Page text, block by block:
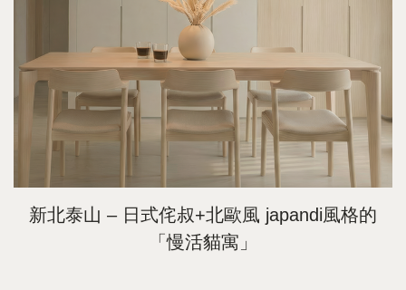
新北泰山 – 日式侘叔+北歐風 japandi風格的
「慢活貓寓」